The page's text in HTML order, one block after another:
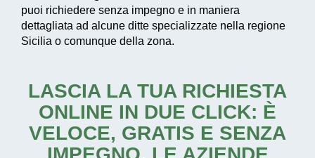
puoi richiedere senza impegno e in maniera
dettagliata ad alcune ditte specializzate nella regione
Sicilia o comunque della zona.
LASCIA LA TUA RICHIESTA
ONLINE IN DUE CLICK: È
VELOCE, GRATIS E SENZA